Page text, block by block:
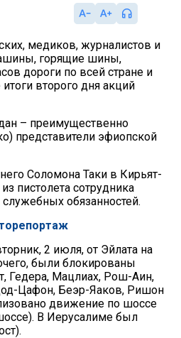
медиков, журналистов и
горящие шины,
дороги по всей стране и
второго дня акций
– преимущественно
представители эфиопской
Соломона Таки в Кирьят-
пистолета сотрудника
обязанностей.
2 июля, от Эйлата на
были блокированы
Гедера, Мацлиах, Рош-Аин,
Цафон, Беэр-Яаков, Ришон
движение по шоссе
В Иерусалиме был